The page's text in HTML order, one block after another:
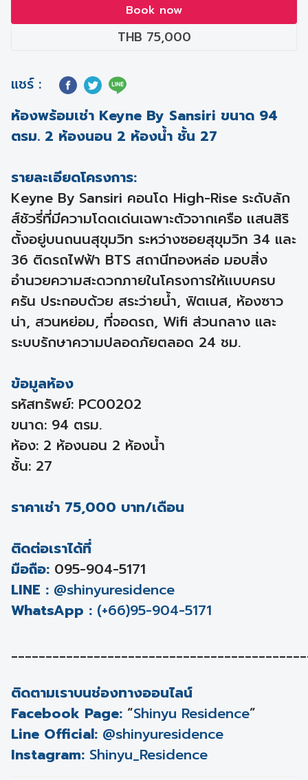
Book now
THB 75,000
แชร์ :
ห้องพร้อมเช่า Keyne By Sansiri ขนาด 94
ตรม. 2 ห้องนอน 2 ห้องน้ำ ชั้น 27
รายละเอียดโครงการ:
Keyne By Sansiri คอนโด High-Rise ระดับลัก
ส์ชัวรี่ที่มีความโดดเด่นเฉพาะตัวจากเครือ เเสนสิริ
ตั้งอยู่บนถนนสุขุมวิท ระหว่างซอยสุขุมวิท 34 และ
36 ติดรถไฟฟ้า BTS สถานีทองหล่อ มอบสิ่ง
อำนวยความสะดวกภายในโครงการให้เเบบครบ
ครัน ประกอบด้วย สระว่ายน้ำ, ฟิตเนส, ห้องซาว
น่า, สวนหย่อม, ที่จอดรถ, Wifi ส่วนกลาง และ
ระบบรักษาความปลอดภัยตลอด 24 ชม.
ข้อมูลห้อง
รหัสทรัพย์: PC00202
ขนาด: 94 ตรม.
ห้อง: 2 ห้องนอน 2 ห้องน้ำ
ชั้น: 27
ราคาเช่า 75,000 บาท/เดือน
ติดต่อเราได้ที่
มือถือ: 095-904-5171
LINE : @shinyuresidence
WhatsApp : (+66)95-904-5171
ติดตามเราบนช่องทางออนไลน์
Facebook Page: “Shinyu Residence”
Line Official: @shinyuresidence
Instagram: Shinyu_Residence